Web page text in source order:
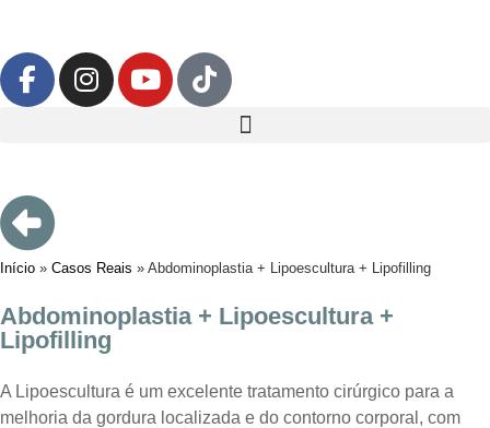
Início » Casos Reais » Abdominoplastia + Lipoescultura + Lipofilling
Abdominoplastia + Lipoescultura +
Lipofilling
A Lipoescultura é um excelente tratamento cirúrgico para a
melhoria da gordura localizada e do contorno corporal, com